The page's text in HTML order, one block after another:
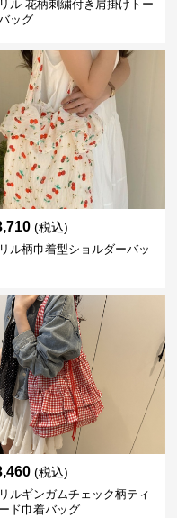
ル 花柄刺繍付き肩掛けトー
ッグ
(税込)
ル柄巾着型ショルダーバッ
(税込)
ルギンガムチェック柄ティ
ド巾着バッグ